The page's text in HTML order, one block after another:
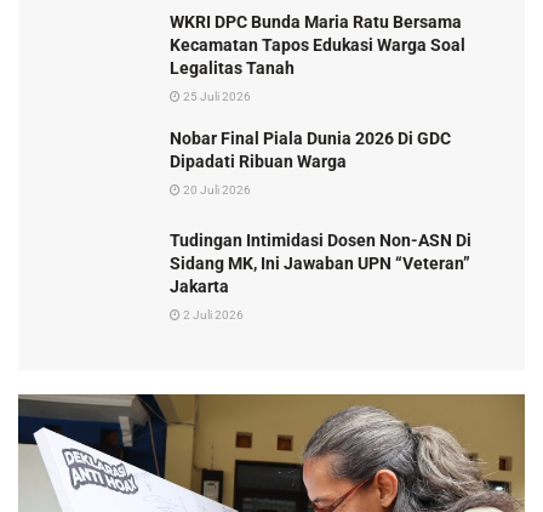
WKRI DPC Bunda Maria Ratu Bersama
Kecamatan Tapos Edukasi Warga Soal
Legalitas Tanah
25 Juli 2026
Nobar Final Piala Dunia 2026 Di GDC
Dipadati Ribuan Warga
20 Juli 2026
Tudingan Intimidasi Dosen Non-ASN Di
Sidang MK, Ini Jawaban UPN “Veteran”
Jakarta
2 Juli 2026